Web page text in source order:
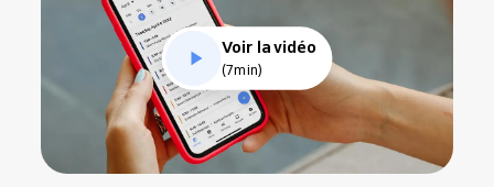
Voir la vidéo
(7min)